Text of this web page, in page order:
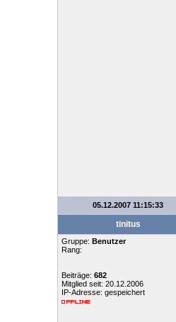
05.12.2007 11:15:33
tinitus
Gruppe: Benutzer
Rang:
Beiträge: 682
Mitglied seit: 20.12.2006
IP-Adresse: gespeichert